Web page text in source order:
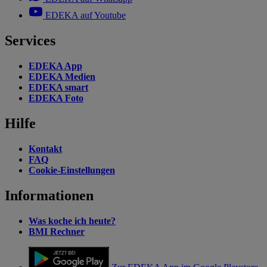
EDEKA auf Youtube
Services
EDEKA App
EDEKA Medien
EDEKA smart
EDEKA Foto
Hilfe
Kontakt
FAQ
Cookie-Einstellungen
Informationen
Was koche ich heute?
BMI Rechner